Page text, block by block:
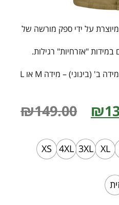
על ידי ספק מורשה של
"אזרחיות" רגילות.
מידה ק' (קטן) – מידה S או M מידה ב' (בינוני) – מידה M או L
₪149.00 ₪
XL
3XL
4XL
XS